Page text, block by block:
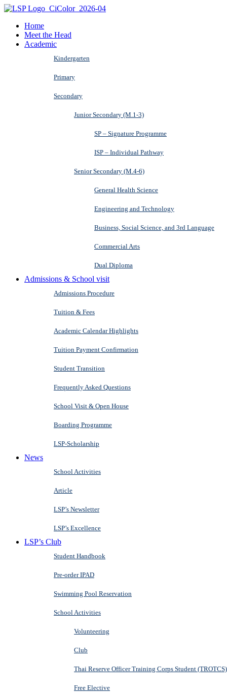
Home
Meet the Head
Academic
Kindergarten
Primary
Secondary
Junior Secondary (M.1-3)
SP – Signature Programme
ISP – Individual Pathway
Senior Secondary (M.4-6)
General Health Science
Engineering and Technology
Business, Social Science, and 3rd Language
Commercial Arts
Dual Diploma
Admissions & School visit
Admissions Procedure
Tuition & Fees
Academic Calendar Highlights
Tuition Payment Confirmation
Student Transition
Frequently Asked Questions
School Visit & Open House
Boarding Programme
LSP-Scholarship
News
School Activities
Article
LSP’s Newsletter
LSP’s Excellence
LSP’s Club
Student Handbook
Pre-order IPAD
Swimming Pool Reservation
School Activities
Volunteering
Club
Thai Reserve Officer Training Corps Student (TROTCS)
Free Elective